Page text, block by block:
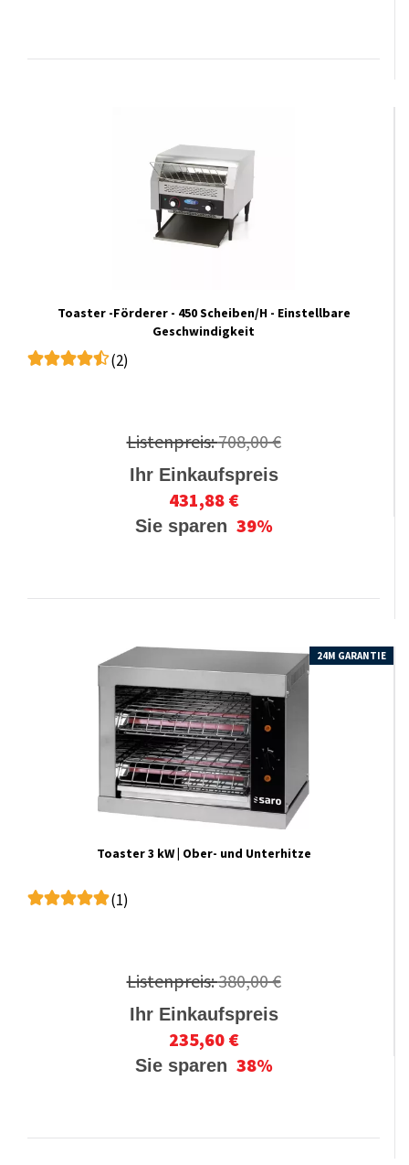
Toaster -Förderer - 450 Scheiben/H - Einstellbare
Geschwindigkeit
(2)
Listenpreis:708,00 €
Ihr Einkaufspreis
431,88 €
Sie sparen 39%
24M GARANTIE
Toaster 3 kW | Ober- und Unterhitze
(1)
Listenpreis:380,00 €
Ihr Einkaufspreis
235,60 €
Sie sparen 38%